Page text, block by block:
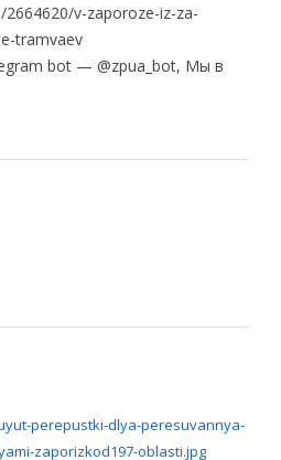
v-zaporoze-iz-za-
tramvaev
bot — @zpua_bot, Мы в